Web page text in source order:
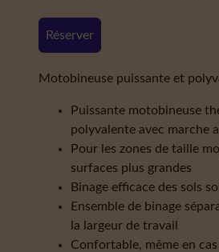
Réserver
Motobineuse puissante et
Puissante motobineuse
polyvalente avec marche
Pour les zones de taille
surfaces plus grandes
Binage efficace des sols
Ensemble de binage
la largeur de travail
Confortable, même en